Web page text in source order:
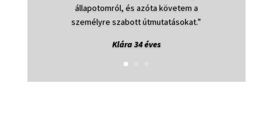
állapotomról, és azóta követem a
személyre szabott útmutatásokat.”
Klára 34 éves